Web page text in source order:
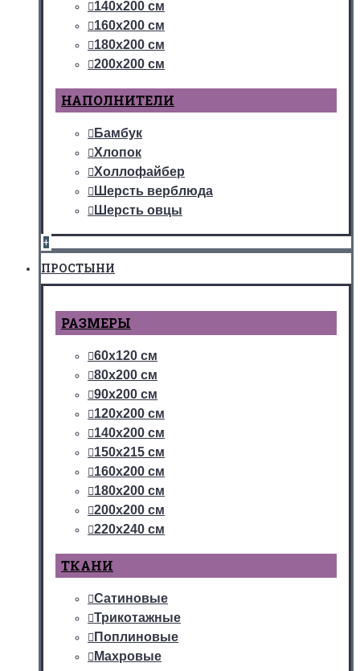
140х200 см
160х200 см
180х200 см
200х200 см
НАПОЛНИТЕЛИ
Бамбук
Хлопок
Холлофайбер
Шерсть верблюда
Шерсть овцы
+
ПРОСТЫНИ
РАЗМЕРЫ
60х120 см
80х200 см
90х200 см
120х200 см
140х200 см
150х215 см
160х200 см
180х200 см
200х200 см
220х240 см
ТКАНИ
Сатиновые
Трикотажные
Поплиновые
Махровые